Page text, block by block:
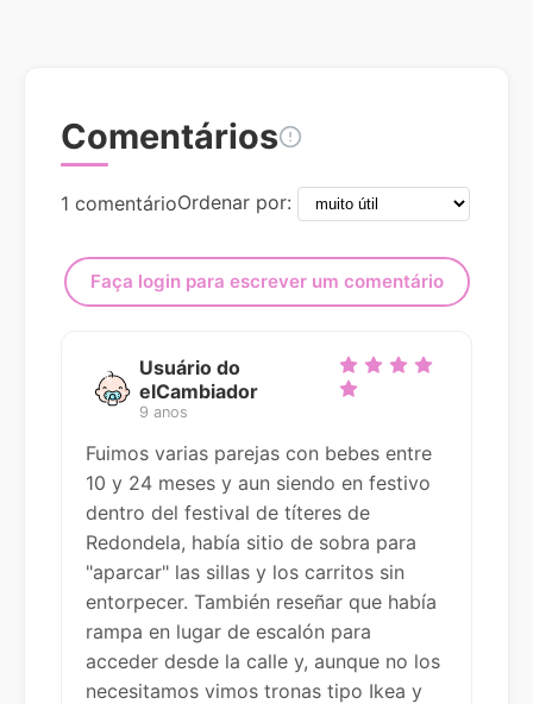
Comentários
1 comentárioOrdenar por:
Faça login para escrever um comentário
Usuário do
elCambiador
9 anos
Fuimos varias parejas con bebes entre
10 y 24 meses y aun siendo en festivo
dentro del festival de títeres de
Redondela, había sitio de sobra para
"aparcar" las sillas y los carritos sin
entorpecer. También reseñar que había
rampa en lugar de escalón para
acceder desde la calle y, aunque no los
necesitamos vimos tronas tipo Ikea y